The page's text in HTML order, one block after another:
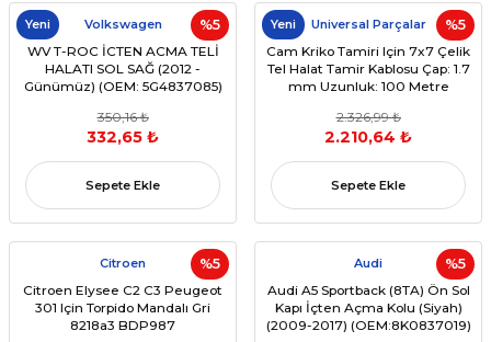
%5
Yeni Volkswagen
WV T-ROC İCTEN ACMA TELİ
HALATI SOL SAĞ (2012 -
Günümüz) (OEM: 5G4837085)
350,16 ₺
332,65 ₺
Sepete Ekle
%5
Yeni Universal Parçalar
Cam Kriko Tamiri Için 7x7 Çelik
Tel Halat Tamir Kablosu Çap: 1.7
mm Uzunluk: 100 Metre
2.326,99 ₺
2.210,64 ₺
Sepete Ekle
%5
Citroen
Citroen Elysee C2 C3 Peugeot
301 Için Torpido Mandalı Gri
8218a3 BDP987
%5
Audi
Audi A5 Sportback (8TA) Ön Sol
Kapı İçten Açma Kolu (Siyah)
(2009-2017) (OEM:8K0837019)